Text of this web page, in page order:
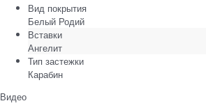
Вид покрытия
Белый Родий
Вставки
Ангелит
Тип застежки
Карабин
Видео